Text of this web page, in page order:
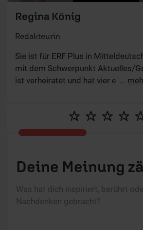
Regina König
Redakteurin
Sie ist für ERF Plus in
mit dem Schwerpunkt Aktuelles/
ist verheiratet und hat vier
...
Deine Meinung
Was hat dich inspiriert, berührt
Nachdenken gebracht?